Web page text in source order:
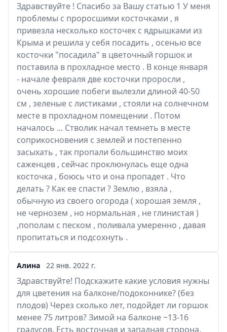
Здравствуйте ! Спасибо за Вашу статью 1 У меня
проблемы с проросшими косточками , я
привезла несколько косточек с ядрышками из
Крыма и решила у себя посадить , осенью все
косточки "посадила" в цветочный горшок и
поставила в прохладное место . В конце января
- начале февраля две косточки проросли ,
очень хорошие побеги вылезли длиной 40-50
см , зеленые с листиками , стояли на солнечном
месте в прохладном помещении . Потом
началось ... Стволик начал темнеть в месте
соприкосновения с землей и постепенно
засыхать , так пропали большинство моих
саженцев , сейчас проклюнулась еще одна
косточка , боюсь что и она пропадет . Что
делать ? Как ее спасти ? Землю , взяла ,
обычную из своего огорода ( хорошая земля ,
не чернозем , но нормальная , не глинистая )
,пополам с песком , поливала умеренно , давая
пропитаться и подсохнуть .
Алина 22 янв. 2022 г.
Здравствуйте! Подскажите какие условия нужны
для цветения на балконе/подоконнике? (без
плодов) Через сколько лет, подойдет ли горшок
менее 75 литров? Зимой на балконе ~13-16
градусов. Есть восточная и западная сторона.